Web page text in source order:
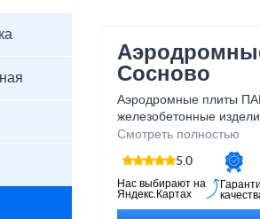
Сосново
Аэродромные плиты
железобетонные
строительства
полос. Конструкции
постоянных и
для благоустройства
территорий.
Смотреть полностью
5.0
Нас выбирают на
Яндекс.Картах